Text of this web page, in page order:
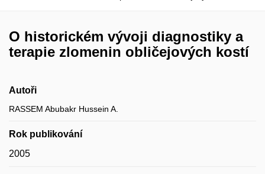
O historickém vývoji diagnostiky a
terapie zlomenin obličejových kostí
Autoři
RASSEM Abubakr Hussein A.
Rok publikování
2005